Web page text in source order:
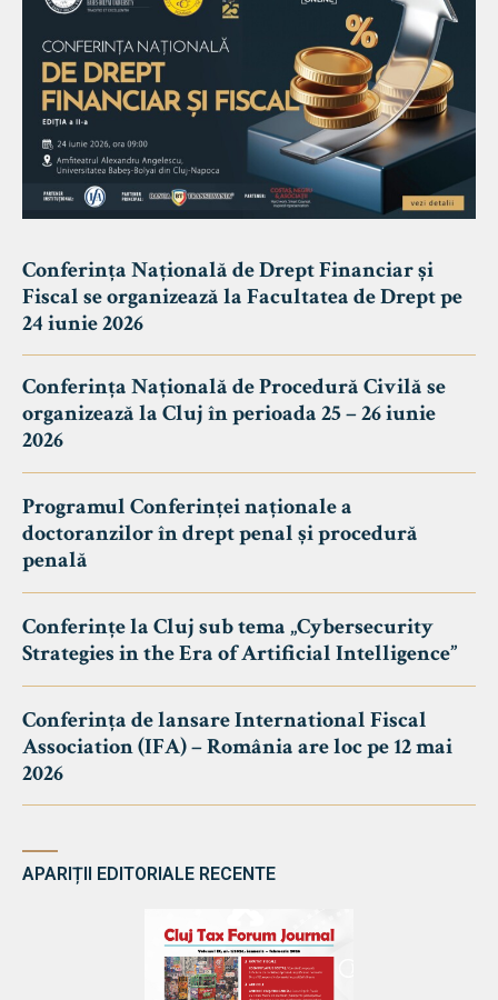
Conferința Națională de Drept Financiar și
Fiscal se organizează la Facultatea de Drept pe
24 iunie 2026
Conferința Națională de Procedură Civilă se
organizează la Cluj în perioada 25 – 26 iunie
2026
Programul Conferinței naționale a
doctoranzilor în drept penal și procedură
penală
Conferințe la Cluj sub tema „Cybersecurity
Strategies in the Era of Artificial Intelligence”
Conferința de lansare International Fiscal
Association (IFA) – România are loc pe 12 mai
2026
APARIȚII EDITORIALE RECENTE